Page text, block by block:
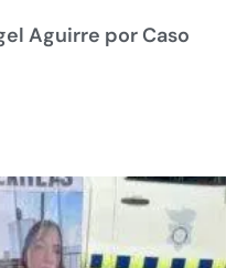
Aguirre por Caso